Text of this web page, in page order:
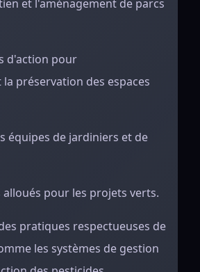
et l'aménagement de parcs
d'action pour
préservation des espaces
équipes de jardiniers et de
pour les projets verts.
pratiques respectueuses de
les systèmes de gestion